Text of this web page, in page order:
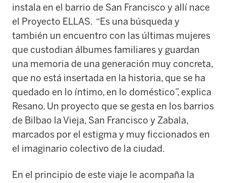
instala en el barrio de San Francisco y allí nace
el Proyecto ELLAS. “Es una búsqueda y
también un encuentro con las últimas mujeres
que custodian álbumes familiares y guardan
una memoria de una generación muy concreta,
que no está insertada en la historia, que se ha
quedado en lo íntimo, en lo doméstico”, explica
Resano. Un proyecto que se gesta en los barrios
de Bilbao la Vieja, San Francisco y Zabala,
marcados por el estigma y muy ficcionados en
el imaginario colectivo de la ciudad.
En el principio de este viaje le acompaña la